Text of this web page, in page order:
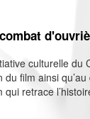
culturelle
film ainsi
retrace